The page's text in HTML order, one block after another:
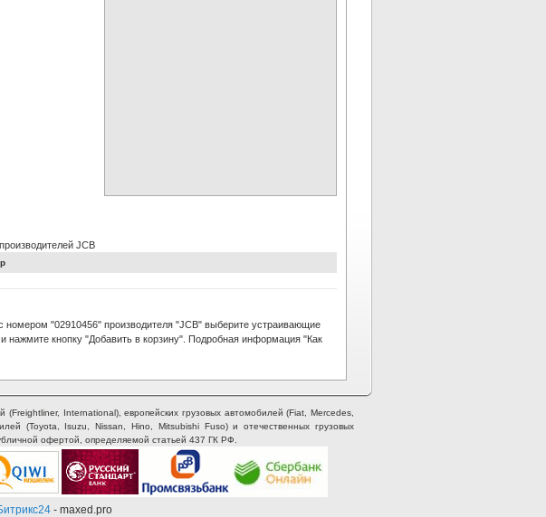
JCB
номером "02910456" производителя "JCB" выберите устраивающие
нажмите кнопку "Добавить в корзину". Подробная информация "Как
International), европейских грузовых автомобилей (Fiat, Mercedes,
(Toyota, Isuzu, Nissan, Hino, Mitsubishi Fuso) и отечественных грузовых
офертой, определяемой статьей 437 ГК РФ.
- maxed.pro